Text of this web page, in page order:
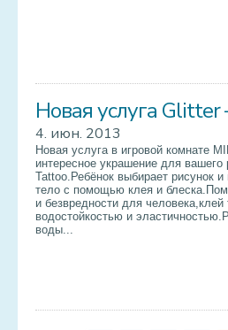
Новая услуга
4. июн. 2013
Новая услуга в игровой комнате
интересное украшение для вашего
Tattoo.Ребёнок выбирает рисунок и
тело с помощью клея и
и безвредности для человека,клей
водостойкостью и
воды...